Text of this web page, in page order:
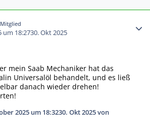
Mitglied
um 18:2730. Okt 2025
mein Saab Mechaniker hat das
Universalöl behandelt, und es ließ
danach wieder drehen!
2025 um 18:3230. Okt 2025von